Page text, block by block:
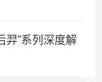
羿”系列深度解